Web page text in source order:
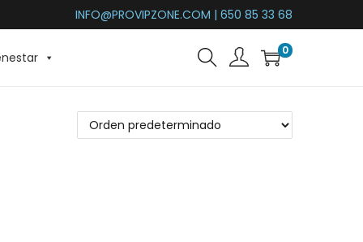
INFO@PROVIPZONE.COM | 650 85 33 68
0